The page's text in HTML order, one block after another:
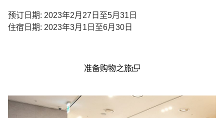
预订日期: 2023年2月27日至5月31日
住宿日期: 2023年3月1日至6月30日
准备购物之旅